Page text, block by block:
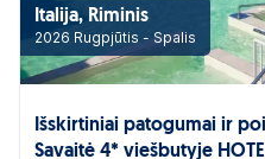
Italija, Riminis
2026 Rugpjūtis - Spalis
Išskirtiniai patogumai ir
Savaitė 4* viešbutyje